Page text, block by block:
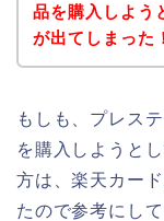
品を購入しよう
が出てしまった
もしも、プレス
を購入しようと
方は、楽天カー
たので参考にし